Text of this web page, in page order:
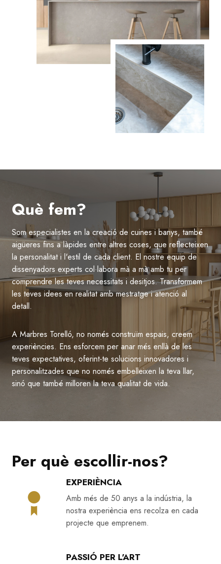
Què fem?
Som especialistes en la creació de cuines i banys, també
aigüeres fins a làpides entre altres coses, que reflecteixen
la personalitat i l'estil de cada client. El nostre equip de
dissenyadors experts col·labora mà a mà amb tu per
comprendre les teves necessitats i desitjos. Transformem
les teves idees en realitat amb mestratge i atenció al
detall.
A Marbres Torelló, no només construïm espais, creem
experiències. Ens esforcem per anar més enllà de les
teves expectatives, oferint-te solucions innovadores i
personalitzades que no només embelleixen la teva llar,
sinó que també milloren la teva qualitat de vida.
Per què escollir-nos?
EXPERIÈNCIA
Amb més de 50 anys a la indústria, la
nostra experiència ens recolza en cada
projecte que emprenem.
PASSIÓ PER L'ART